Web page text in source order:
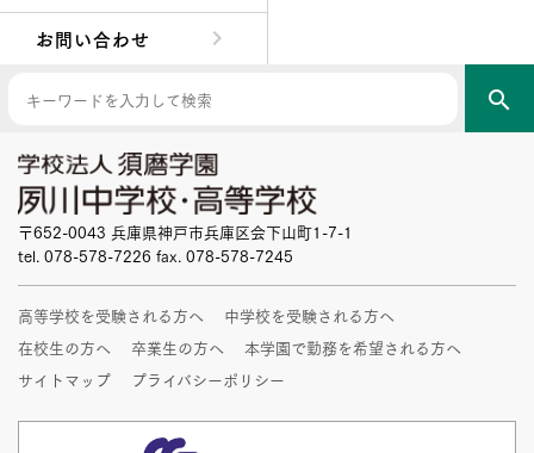
お問い合わせ
search
〒652-0043 兵庫県神戸市兵庫区会下山町1-7-1
tel. 078-578-7226 fax. 078-578-7245
高等学校を受験される方へ
中学校を受験される方へ
在校生の方へ
卒業生の方へ
本学園で勤務を希望される方へ
サイトマップ
プライバシーポリシー